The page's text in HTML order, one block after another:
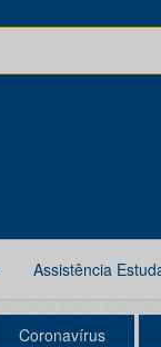
Assistência
Coronavírus